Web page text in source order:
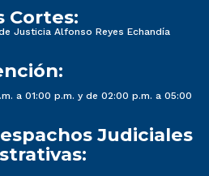
Cortes:
Justicia Alfonso Reyes Echandía
a 01:00 p.m. y de 02:00 p.m. a 05:00
Judiciales